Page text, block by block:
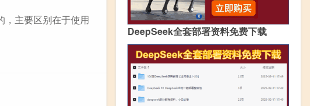
，主要区别在于使用
DeepSeek全套部署资料免费下载